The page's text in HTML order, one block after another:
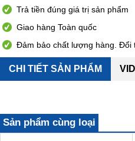
Trả tiền đúng giá trị sản phẩm
Giao hàng Toàn quốc
Đảm bảo chất lượng hàng. Đổi
CHI TIẾT SẢN PHẨM
Sản phẩm cùng loại